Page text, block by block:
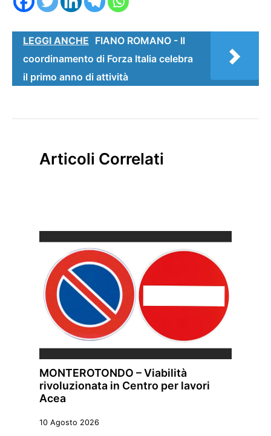
LEGGI ANCHE FIANO ROMANO - Il
coordinamento di Forza Italia celebra
il primo anno di attività
Articoli Correlati
MONTEROTONDO – Viabilità
rivoluzionata in Centro per lavori
Acea
10 Agosto 2026